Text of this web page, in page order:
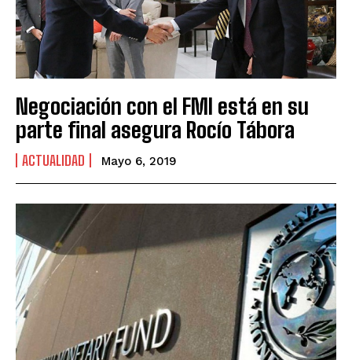
Negociación con el FMI está en su
parte final asegura Rocío Tábora
ACTUALIDAD Mayo 6, 2019